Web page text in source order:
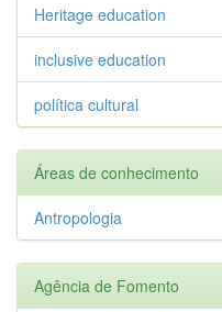
Heritage education
inclusive education
política cultural
Áreas de conhecimento
Antropologia
Agência de Fomento